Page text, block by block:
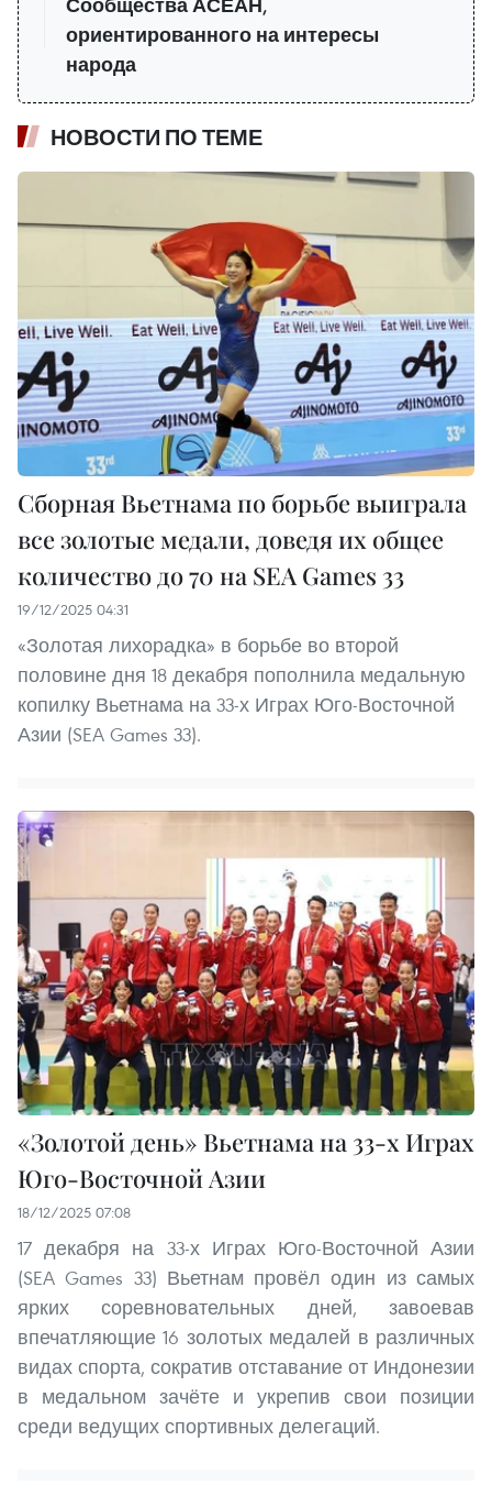
Сообщества АСЕАН,
ориентированного на интересы
народа
НОВОСТИ ПО ТЕМЕ
Сборная Вьетнама по борьбе выиграла
все золотые медали, доведя их общее
количество до 70 на SEA Games 33
19/12/2025 04:31
«Золотая лихорадка» в борьбе во второй
половине дня 18 декабря пополнила медальную
копилку Вьетнама на 33-х Играх Юго-Восточной
Азии (SEA Games 33).
«Золотой день» Вьетнама на 33-х Играх
Юго-Восточной Азии
18/12/2025 07:08
17 декабря на 33-х Играх Юго-Восточной Азии
(SEA Games 33) Вьетнам провёл один из самых
ярких соревновательных дней, завоевав
впечатляющие 16 золотых медалей в различных
видах спорта, сократив отставание от Индонезии
в медальном зачёте и укрепив свои позиции
среди ведущих спортивных делегаций.